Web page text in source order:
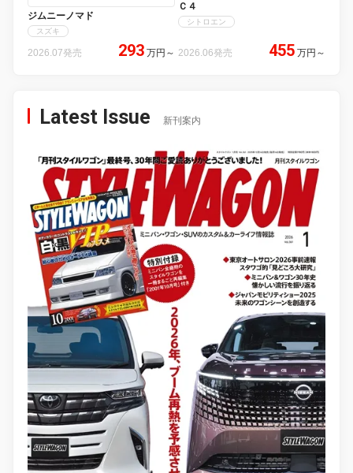
ジムニーノマド
スズキ
2026.07発売 293 万円 ～
Ｃ４
シトロエン
2026.06発売 455 万円 ～
Latest Issue 新刊案内